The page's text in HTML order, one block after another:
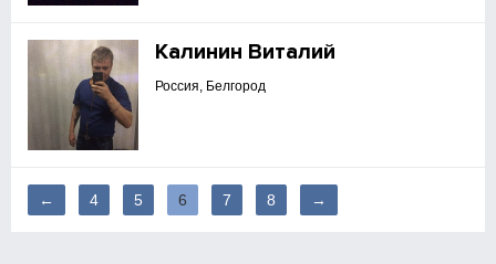
Калинин Виталий
Россия, Белгород
← 4 5 6 7 8 →